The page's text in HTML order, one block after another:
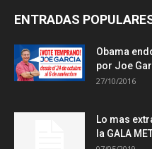
ENTRADAS
Obama
por Joe
27/10/2016
Lo mas
la GALA